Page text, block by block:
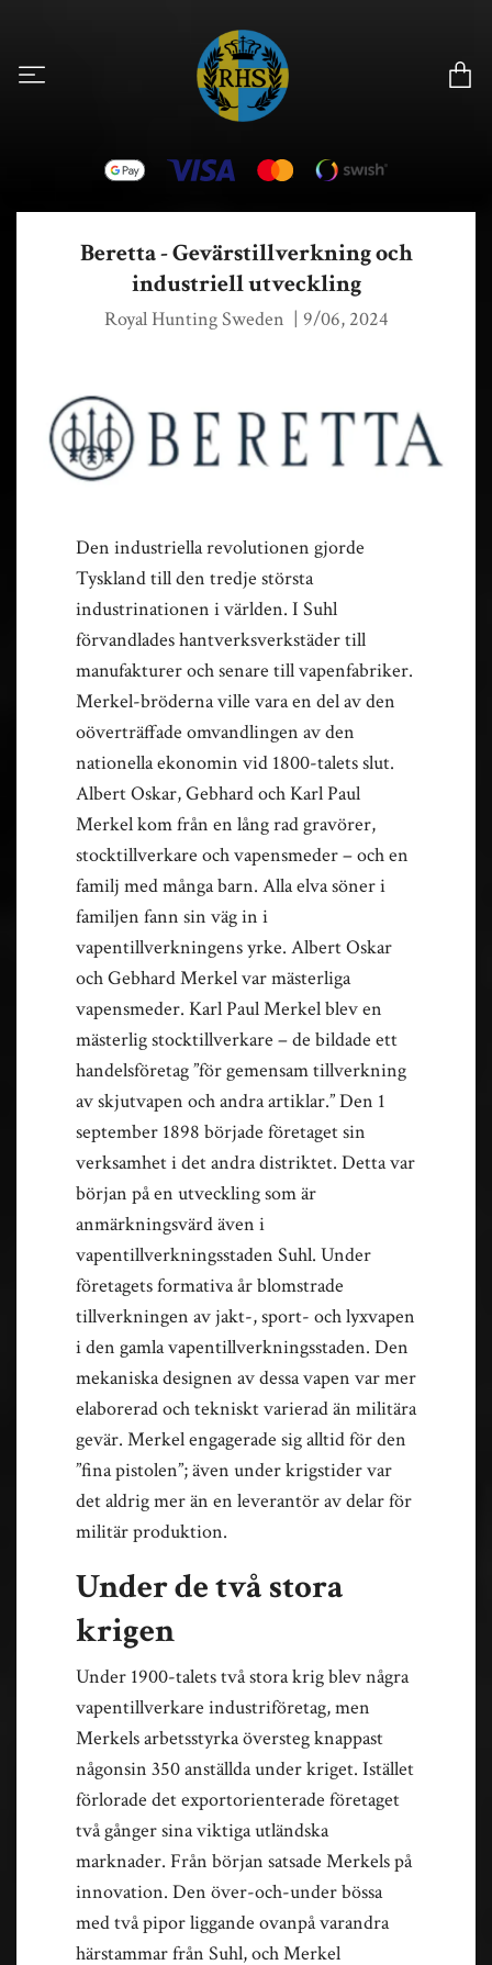
Beretta - Gevärstillverkning och
industriell utveckling
Royal Hunting Sweden | 9/06, 2024
Den industriella revolutionen gjorde
Tyskland till den tredje största
industrinationen i världen. I Suhl
förvandlades hantverksverkstäder till
manufakturer och senare till vapenfabriker.
Merkel-bröderna ville vara en del av den
oöverträffade omvandlingen av den
nationella ekonomin vid 1800-talets slut.
Albert Oskar, Gebhard och Karl Paul
Merkel kom från en lång rad gravörer,
stocktillverkare och vapensmeder – och en
familj med många barn. Alla elva söner i
familjen fann sin väg in i
vapentillverkningens yrke. Albert Oskar
och Gebhard Merkel var mästerliga
vapensmeder. Karl Paul Merkel blev en
mästerlig stocktillverkare – de bildade ett
handelsföretag ”för gemensam tillverkning
av skjutvapen och andra artiklar.” Den 1
september 1898 började företaget sin
verksamhet i det andra distriktet. Detta var
början på en utveckling som är
anmärkningsvärd även i
vapentillverkningsstaden Suhl. Under
företagets formativa år blomstrade
tillverkningen av jakt-, sport- och lyxvapen
i den gamla vapentillverkningsstaden. Den
mekaniska designen av dessa vapen var mer
elaborerad och tekniskt varierad än militära
gevär. Merkel engagerade sig alltid för den
”fina pistolen”; även under krigstider var
det aldrig mer än en leverantör av delar för
militär produktion.
Under de två stora
krigen
Under 1900-talets två stora krig blev några
vapentillverkare industriföretag, men
Merkels arbetsstyrka översteg knappast
någonsin 350 anställda under kriget. Istället
förlorade det exportorienterade företaget
två gånger sina viktiga utländska
marknader. Från början satsade Merkels på
innovation. Den över-och-under bössa
med två pipor liggande ovanpå varandra
härstammar från Suhl, och Merkel